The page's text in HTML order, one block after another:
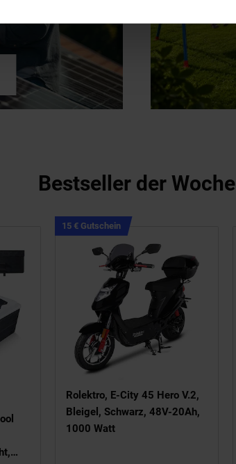
Bestseller der Woche
5 Sternen
Rolektro, E-City 45 Hero V.2,
Bleigel, Schwarz, 48V-20Ah,
1000 Watt
15 € GutscheinKampagnen
Artikel15
Gutschein